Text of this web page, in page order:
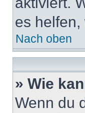
es
Nach oben
» Wie
Wenn du